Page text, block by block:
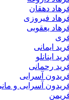
و مانی رهنما